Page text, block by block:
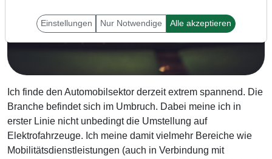
Ich finde den Automobilsektor derzeit extrem spannend. Die
Branche befindet sich im Umbruch. Dabei meine ich in
erster Linie nicht unbedingt die Umstellung auf
Elektrofahrzeuge. Ich meine damit vielmehr Bereiche wie
Mobilitätsdienstleistungen (auch in Verbindung mit
Einstellungen Nur Notwendige Alle akzeptieren